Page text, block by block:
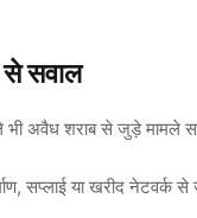
सवाल
भी अवैध शराब से जुड़े
सप्लाई या खरीद नेटवर्कसे